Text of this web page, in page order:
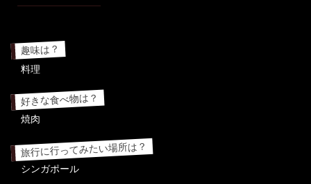
趣味は？
料理
好きな食べ物は？
焼肉
旅行に行ってみたい場所は？
シンガポール